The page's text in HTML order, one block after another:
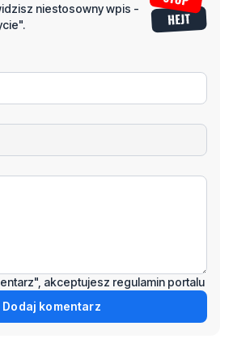
niestosowny wpis -
akceptujesz regulamin portalu
Dodaj komentarz